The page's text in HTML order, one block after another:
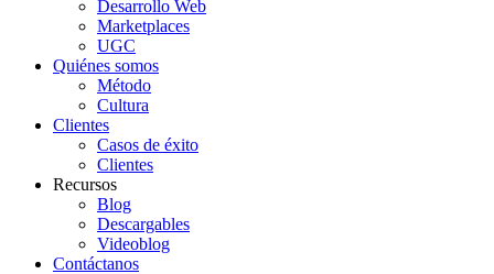
Desarrollo Web
Marketplaces
UGC
Quiénes somos
Método
Cultura
Clientes
Casos de éxito
Clientes
Recursos
Blog
Descargables
Videoblog
Contáctanos